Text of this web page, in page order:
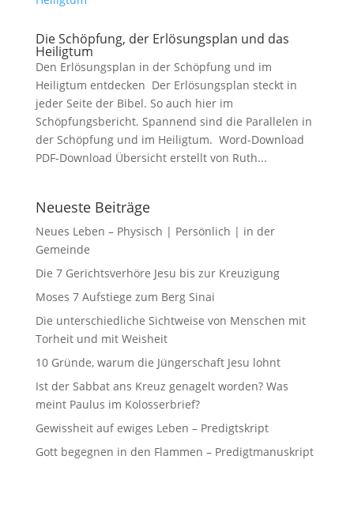
Die Schöpfung, der Erlösungsplan und das
Heiligtum
Den Erlösungsplan in der Schöpfung und im
Heiligtum entdecken Der Erlösungsplan steckt in
jeder Seite der Bibel. So auch hier im
Schöpfungsbericht. Spannend sind die Parallelen in
der Schöpfung und im Heiligtum. Word-Download
PDF-Download Übersicht erstellt von Ruth...
Neueste Beiträge
Neues Leben – Physisch | Persönlich | in der
Gemeinde
Die 7 Gerichtsverhöre Jesu bis zur Kreuzigung
Moses 7 Aufstiege zum Berg Sinai
Die unterschiedliche Sichtweise von Menschen mit
Torheit und mit Weisheit
10 Gründe, warum die Jüngerschaft Jesu lohnt
Ist der Sabbat ans Kreuz genagelt worden? Was
meint Paulus im Kolosserbrief?
Gewissheit auf ewiges Leben – Predigtskript
Gott begegnen in den Flammen – Predigtmanuskript